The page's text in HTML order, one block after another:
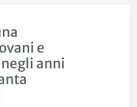
e
anni